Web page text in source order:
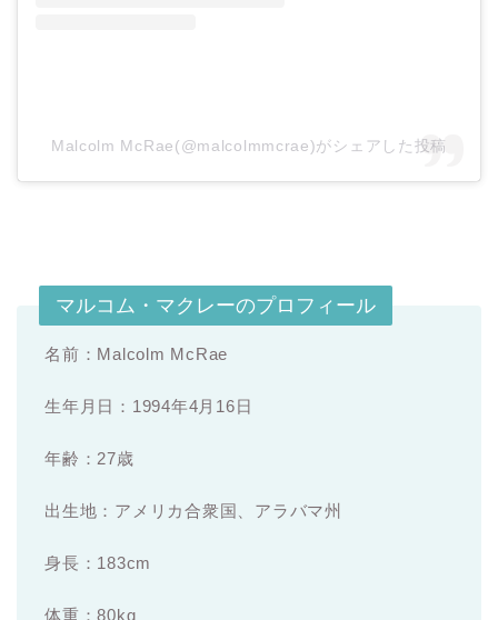
Malcolm McRae(@malcolmmcrae)がシェアした投稿
マルコム・マクレーのプロフィール
名前：Malcolm McRae
生年月日：1994年4月16日
年齢：27歳
出生地：アメリカ合衆国、アラバマ州
身長：183cm
体重：80kg